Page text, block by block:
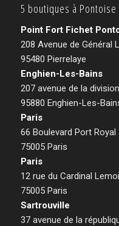
5 boutiques à
Point Fort Fichet
208 Avenue de Général
95480 Pierrelaye
Enghien-Les-Bains
207 avenue de la
95880 Enghien-Les-
Paris
66 Boulevard Port Royal
75005 Paris
Paris
12 rue du Cardinal
75005 Paris
Sartrouville
37 avenue de la